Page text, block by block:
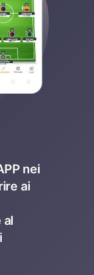
nei
ai
al